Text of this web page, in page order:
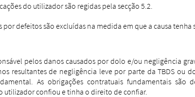
do utilizador são regidas pela secção 5.2.
por defeitos são excluídas na medida em que a causa
pelos danos causados ​​por dolo e/ou negligência
resultantes de negligência leve por parte da TBDS ou
As obrigações contratuais fundamentais
utilizador confiou e tinha o direito de confiar.